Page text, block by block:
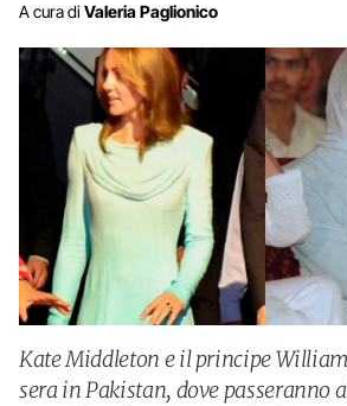
A cura di Valeria Paglionico
Kate Middleton e il principe
sera in Pakistan, dove passeranno